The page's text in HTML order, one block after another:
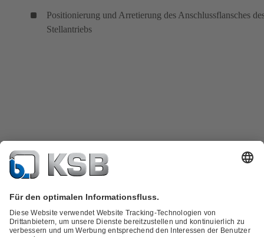
Positionierung und Arretierung des Anschlussflansches
Stellantriebs